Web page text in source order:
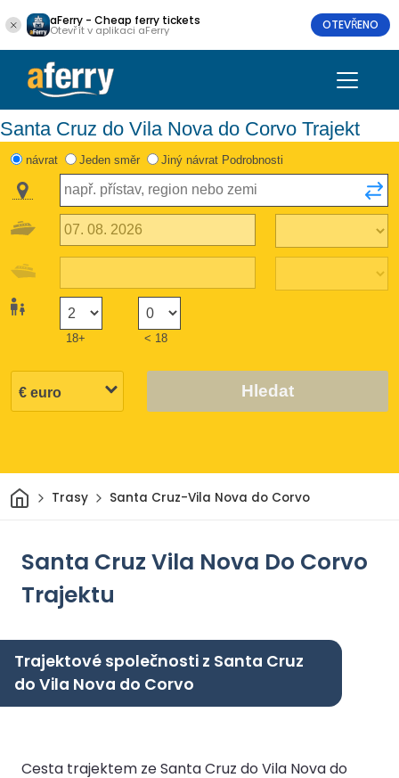
aFerry - Cheap ferry tickets
Otevřít v aplikaci aFerry OTEVŘENO
Santa Cruz do Vila Nova do Corvo Trajekt
návrat Jeden směr Jiný návrat Podrobnosti
18+ < 18
Hledat
Domov
Trasy Santa Cruz-Vila Nova do Corvo
Santa Cruz Vila Nova Do Corvo
Trajektu
Trajektové společnosti z Santa Cruz
do Vila Nova do Corvo
Cesta trajektem ze Santa Cruz do Vila Nova do